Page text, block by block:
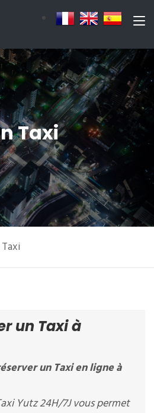
Taxi
un Taxi à
un Taxi en ligne à
Yutz 24H/7J vous permet